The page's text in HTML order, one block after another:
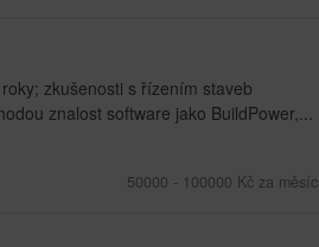
zkušenosti s řízením staveb
znalost software jako BuildPower,...
50000 - 100000 Kč za měsíc